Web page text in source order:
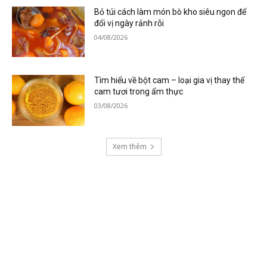
Bỏ túi cách làm món bò kho siêu ngon để
đổi vị ngày rảnh rỗi
04/08/2026
Tìm hiểu về bột cam – loại gia vị thay thế
cam tươi trong ẩm thực
03/08/2026
Xem thêm